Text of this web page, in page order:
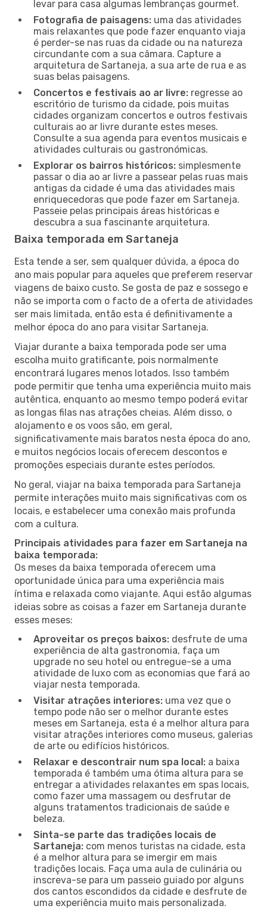
levar para casa algumas lembranças gourmet.
Fotografia de paisagens: uma das atividades
mais relaxantes que pode fazer enquanto viaja
é perder-se nas ruas da cidade ou na natureza
circundante com a sua câmara. Capture a
arquitetura de Sartaneja, a sua arte de rua e as
suas belas paisagens.
Concertos e festivais ao ar livre: regresse ao
escritório de turismo da cidade, pois muitas
cidades organizam concertos e outros festivais
culturais ao ar livre durante estes meses.
Consulte a sua agenda para eventos musicais e
atividades culturais ou gastronómicas.
Explorar os bairros históricos: simplesmente
passar o dia ao ar livre a passear pelas ruas mais
antigas da cidade é uma das atividades mais
enriquecedoras que pode fazer em Sartaneja.
Passeie pelas principais áreas históricas e
descubra a sua fascinante arquitetura.
Baixa temporada em Sartaneja
Esta tende a ser, sem qualquer dúvida, a época do
ano mais popular para aqueles que preferem reservar
viagens de baixo custo. Se gosta de paz e sossego e
não se importa com o facto de a oferta de atividades
ser mais limitada, então esta é definitivamente a
melhor época do ano para visitar Sartaneja.
Viajar durante a baixa temporada pode ser uma
escolha muito gratificante, pois normalmente
encontrará lugares menos lotados. Isso também
pode permitir que tenha uma experiência muito mais
autêntica, enquanto ao mesmo tempo poderá evitar
as longas filas nas atrações cheias. Além disso, o
alojamento e os voos são, em geral,
significativamente mais baratos nesta época do ano,
e muitos negócios locais oferecem descontos e
promoções especiais durante estes períodos.
No geral, viajar na baixa temporada para Sartaneja
permite interações muito mais significativas com os
locais, e estabelecer uma conexão mais profunda
com a cultura.
Principais atividades para fazer em Sartaneja na
baixa temporada:
Os meses da baixa temporada oferecem uma
oportunidade única para uma experiência mais
íntima e relaxada como viajante. Aqui estão algumas
ideias sobre as coisas a fazer em Sartaneja durante
esses meses:
Aproveitar os preços baixos: desfrute de uma
experiência de alta gastronomia, faça um
upgrade no seu hotel ou entregue-se a uma
atividade de luxo com as economias que fará ao
viajar nesta temporada.
Visitar atrações interiores: uma vez que o
tempo pode não ser o melhor durante estes
meses em Sartaneja, esta é a melhor altura para
visitar atrações interiores como museus, galerias
de arte ou edifícios históricos.
Relaxar e descontrair num spa local: a baixa
temporada é também uma ótima altura para se
entregar a atividades relaxantes em spas locais,
como fazer uma massagem ou desfrutar de
alguns tratamentos tradicionais de saúde e
beleza.
Sinta-se parte das tradições locais de
Sartaneja: com menos turistas na cidade, esta
é a melhor altura para se imergir em mais
tradições locais. Faça uma aula de culinária ou
inscreva-se para um passeio guiado por alguns
dos cantos escondidos da cidade e desfrute de
uma experiência muito mais personalizada.